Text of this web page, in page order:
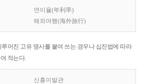
연이율(年利率)
해외여행(海外旅行)
어진 고유 명사를 붙여 쓰는 경우나 십진법에 따라
적는다.
신흥이발관